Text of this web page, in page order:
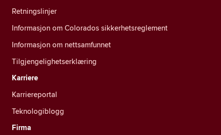
Retningslinjer
Informasjon om Colorados sikkerhetsreglement
Informasjon om nettsamfunnet
Tilgjengelighetserklæring
Karriere
Karriereportal
Teknologiblogg
Firma